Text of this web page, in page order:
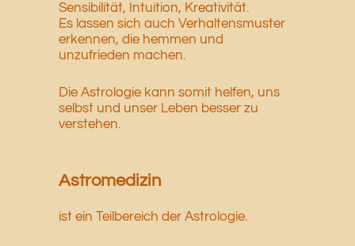
Sensibilität, Intuition, Kreativität.
Es lassen sich auch Verhaltensmuster
erkennen, die hemmen und
unzufrieden machen.
Die Astrologie kann somit helfen, uns
selbst und unser Leben besser zu
verstehen.
Astromedizin
ist ein Teilbereich der Astrologie.